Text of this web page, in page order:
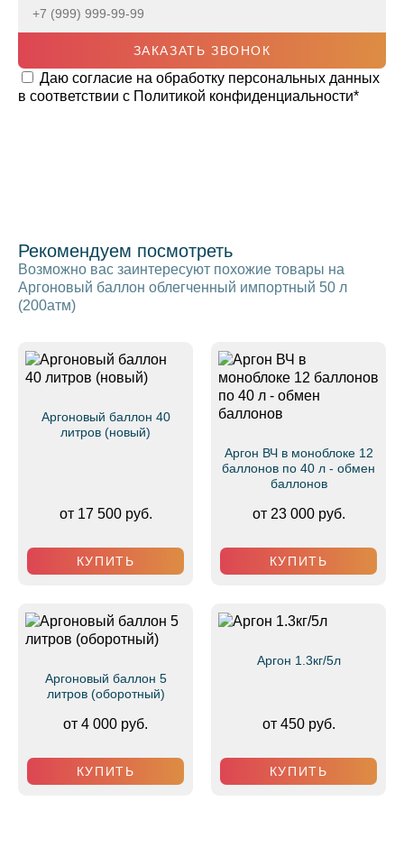
ЗАКАЗАТЬ ЗВОНОК
Даю согласие на обработку персональных данных
в соответствии с Политикой конфиденциальности*
Рекомендуем посмотреть
Возможно вас заинтересуют похожие товары на
Аргоновый баллон облегченный импортный 50 л
(200атм)
Аргоновый баллон 40
литров (новый)
от 17 500 руб.
КУПИТЬ
Аргон ВЧ в моноблоке 12
баллонов по 40 л - обмен
баллонов
от 23 000 руб.
КУПИТЬ
Аргоновый баллон 5
литров (оборотный)
от 4 000 руб.
КУПИТЬ
Аргон 1.3кг/5л
от 450 руб.
КУПИТЬ